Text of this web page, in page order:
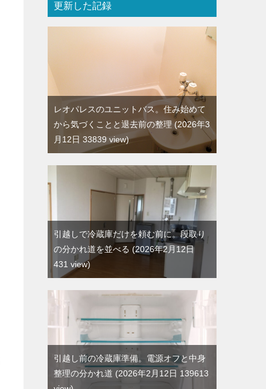
更新した記録
レオパレスのユニットバス。住み始めて
から気づくことと退去前の整理
2026年3
月12日 33839 view
引越しで冷蔵庫だけを頼む前に。段取り
の分かれ道を並べる
2026年2月12日
431 view
引越し前の冷蔵庫準備。電源オフと中身
整理の分かれ道
2026年2月12日 139613